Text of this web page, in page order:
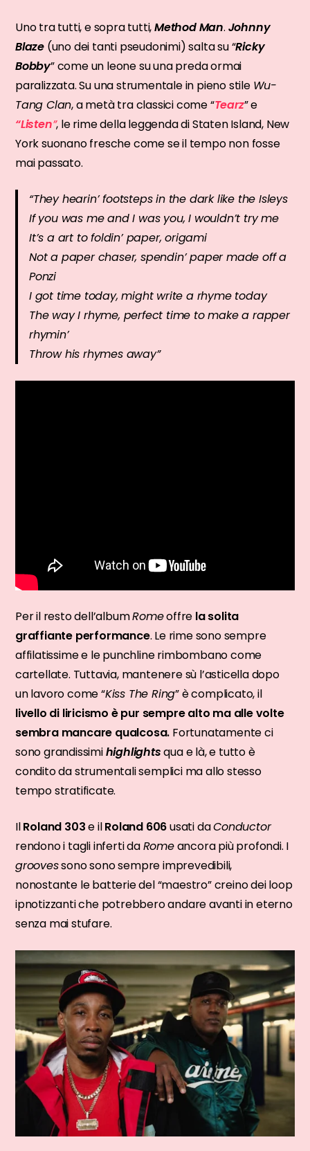
Uno tra tutti, e sopra tutti,Method Man. Johnny
Blaze (uno dei tanti pseudonimi) salta su “Ricky
Bobby” come un leone su una preda ormai
paralizzata. Su una strumentale in pieno stile Wu-
Tang Clan, a metà tra classici come “Tearz” e
“Listen”, le rime della leggenda di Staten Island, New
York suonano fresche come se il tempo non fosse
mai passato.
“They hearin’ footsteps in the dark like the Isleys
If you was me and I was you, I wouldn’t try me
It’s a art to foldin’ paper, origami
Not a paper chaser, spendin’ paper made off a
Ponzi
I got time today, might write a rhyme today
The way I rhyme, perfect time to make a rapper
rhymin’
Throw his rhymes away”
Per il resto dell’albumRomeoffre la solita
graffiante performance. Le rime sono sempre
affilatissime e le punchline rimbombano come
cartellate. Tuttavia, mantenere sù l’asticella dopo
un lavoro come “Kiss The Ring” è complicato, il
livello di liricismo è pur sempre alto ma alle volte
sembra mancare qualcosa. Fortunatamente ci
sono grandissimihighlightsqua e là, e tutto è
condito da strumentali semplici ma allo stesso
tempo stratificate.
IlRoland 303e ilRoland 606usati daConductor
rendono i tagli inferti daRomeancora più profondi. I
groovessono sono sempre imprevedibili,
nonostante le batterie del “maestro” creino dei loop
ipnotizzanti che potrebbero andare avanti in eterno
senza mai stufare.